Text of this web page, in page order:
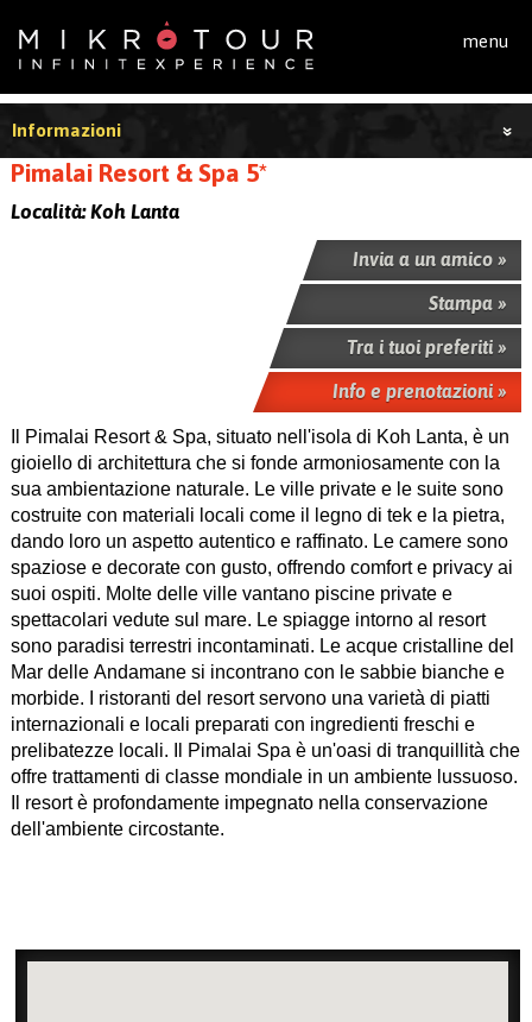
menu
Informazioni
Pimalai Resort & Spa 5*
Località:Koh Lanta
Invia a un amico »
Stampa »
Tra i tuoi preferiti »
Info e prenotazioni »
Il Pimalai Resort & Spa, situato nell'isola di Koh Lanta, è un
gioiello di architettura che si fonde armoniosamente con la
sua ambientazione naturale. Le ville private e le suite sono
costruite con materiali locali come il legno di tek e la pietra,
dando loro un aspetto autentico e raffinato. Le camere sono
spaziose e decorate con gusto, offrendo comfort e privacy ai
suoi ospiti. Molte delle ville vantano piscine private e
spettacolari vedute sul mare. Le spiagge intorno al resort
sono paradisi terrestri incontaminati. Le acque cristalline del
Mar delle Andamane si incontrano con le sabbie bianche e
morbide. I ristoranti del resort servono una varietà di piatti
internazionali e locali preparati con ingredienti freschi e
prelibatezze locali. Il Pimalai Spa è un'oasi di tranquillità che
offre trattamenti di classe mondiale in un ambiente lussuoso.
Il resort è profondamente impegnato nella conservazione
dell'ambiente circostante.